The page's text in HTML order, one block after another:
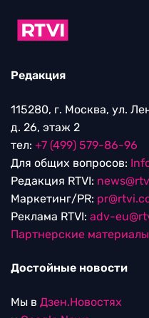
Редакция
115280, г. Москва, ул.
д. 26, этаж 2
тел: +7 (499) 579-86-96
Для общих вопросов:
Редакция RTVI:
Маркетинг/PR:
Реклама RTVI: adv-
Партнерские материалы
Достойные новости
Мы в Дзен.Новостях